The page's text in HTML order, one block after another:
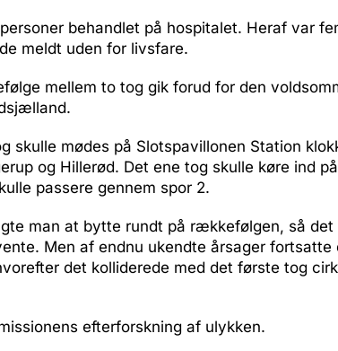
behandlet på hospitalet. Heraf var
meldt uden for livsfare.
mellem to tog gik forud for den
skulle mødes på Slotspavillonen Station
og Hillerød. Det ene tog skulle køre ind på
passere gennem spor 2.
man at bytte rundt på rækkefølgen, så det
Men af endnu ukendte årsager fortsatte
det kolliderede med det første tog
efterforskning af ulykken.